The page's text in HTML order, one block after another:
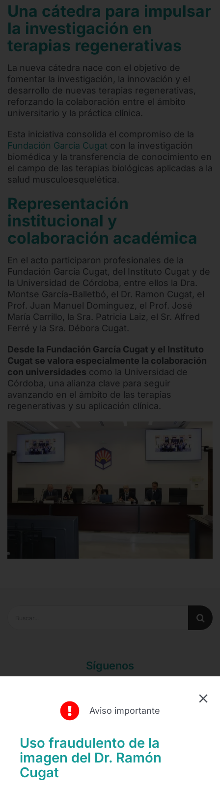
Una cátedra para impulsar
la investigación en
terapias regenerativas
La nueva cátedra nace con el objetivo de
fomentar la investigación, la innovación y el
desarrollo de nuevas terapias regenerativas,
reforzando la colaboración entre el ámbito
universitario y la práctica clínica.
Esta iniciativa consolida el compromiso de la
Fundación García Cugat con la investigación
biomédica y la transferencia de conocimiento en
el campo de las terapias biológicas aplicadas a la
salud musculoesquelética.
Representación
institucional y
colaboración académica
En el acto participaron profesionales de la
Fundación García Cugat, del Instituto Cugat y de
la Universidad de Córdoba, entre ellos la Dra.
Montse García-Balletbó, el Dr. Ramon Cugat, el
Prof. Juan Manuel Domínguez, el Prof. José
María Carrillo, la Sra. Patricia Laiz, el Sr. Alfred
Ferré y la Sra. Débora Cugat.
Desde la Fundación García Cugat y el Instituto
Cugat se valora especialmente la colaboración
con universidades como la Universidad de
Córdoba, una alianza clave para seguir
avanzando en el ámbito de las terapias
regenerativas y su aplicación clínica.
Síguenos
Recientes
Aviso importante
Uso fraudulento de la
imagen del Dr. Ramón
Cugat